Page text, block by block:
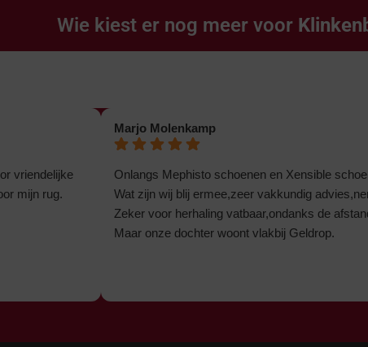
Wie kiest er nog meer voor
vriendelijke
mijn rug.
Marjo Molenkamp
Onlangs Mephisto schoenen en Xensible
Wat zijn wij blij ermee,zeer vakkundig
Zeker voor herhaling vatbaar,ondanks de
Maar onze dochter woont vlakbij Geldrop.